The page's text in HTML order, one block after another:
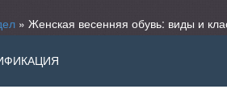
» Женская весенняя обувь: виды и